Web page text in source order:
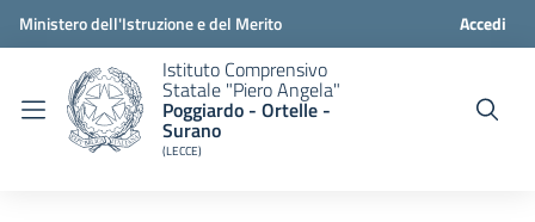
Ministero dell'Istruzione e del Merito Accedi
Istituto Comprensivo
Statale "Piero Angela"
Poggiardo - Ortelle -
Surano
(LECCE)